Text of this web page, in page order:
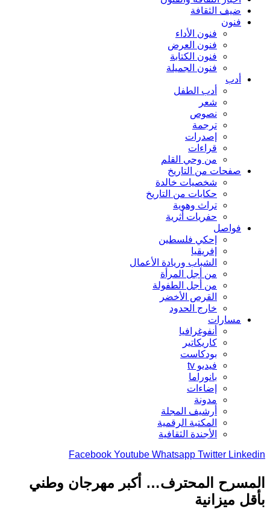
ضيف الثقافة
فنون
فنون الأداء
فنون العرض
فنون الكتابة
فنون الجميلة
أدب
أدب الطفل
شعر
نصوص
ترجمة
إصدرات
قراءات
من وحي القلم
صفحات من التاريخ
شخصيات خالدة
حكايات من التاريخ
تراث وهوية
حفريات أثرية
فواصل
إحكي فلسطين
إفريقيا
الشباب وريادة الأعمال
من أجل المرأة
من أجل الطفولة
القرص الأخضر
خارج الحدود
مسارات
أنفوغرافيا
كاريكاتير
بودكاست
فيديو tv
بانوراما
إضاءات
مدونة
أرشيف المجلة
المكتبة الرقمية
الأجندة الثقافية
Facebook Youtube Whatsapp Twitter
المحترف… أكبر مهرجان وطني
ميزانية